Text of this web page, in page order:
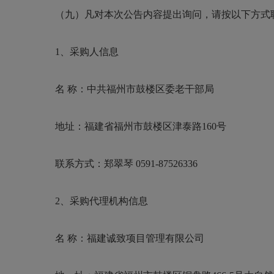
（九） 凡对本次公告内容提出询问，请按以下方式
1、采购 人信息
名 称： 中共福州市鼓楼区委老干部局
地址： 福建省福州市鼓楼区津泰路160号
联系方式： 郑翠琴 0591-87526336
2、采购代理机构信息
名 称：福建诚致项目管理有